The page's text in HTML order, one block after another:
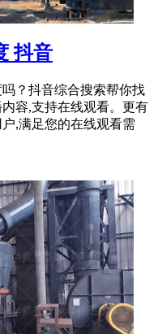
抖音
？抖音综合搜索帮你找
容,支持在线观看。更有
,满足您的在线观看需